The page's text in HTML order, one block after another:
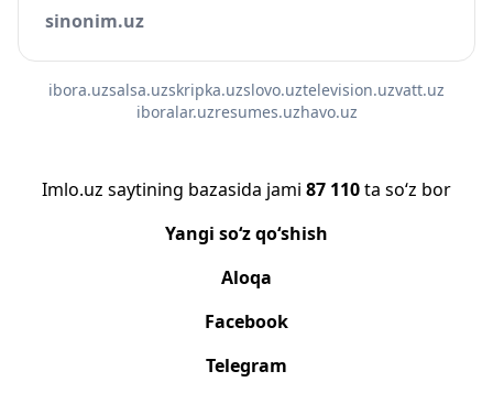
sinonim.uz
ibora.uzsalsa.uzskripka.uzslovo.uztelevision.uzvatt.uz
iboralar.uzresumes.uzhavo.uz
Imlo.uz saytining bazasida jami 87 110ta so‘z bor
Yangi so‘z qo‘shish
Aloqa
Facebook
Telegram